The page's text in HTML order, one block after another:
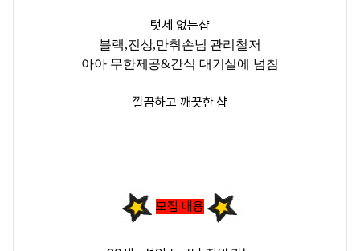
텃세 없는샵
블랙,진상,만취손님 관리철저
아아 무한제공&간식 대기실에 넘침
깔끔하고 깨끗한 샵
모집 내용